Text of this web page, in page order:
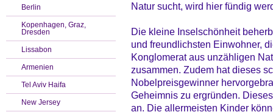
Berlin
Kopenhagen, Graz,
Dresden
Lissabon
Armenien
Tel Aviv Haifa
New Jersey
Natur sucht, wird hier fündig
Die kleine Inselschönheit
und freundlichsten Einwohner,
Konglomerat aus unzähligen
zusammen. Zudem hat dieses
Nobelpreisgewinner
Geheimnis zu ergründen.
an. Die allermeisten Kinder